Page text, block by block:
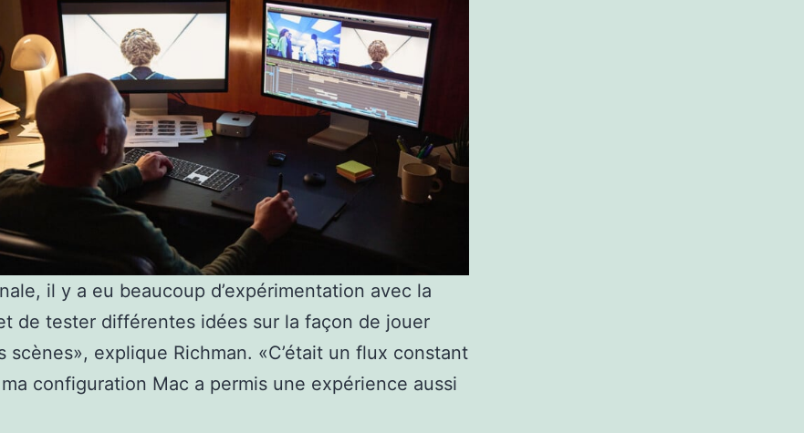
il y a eu beaucoup d’expérimentation avec la
de tester différentes idées sur la façon de jouer
scènes», explique Richman. «C’était un flux constant
ma configuration Mac a permis une expérience aussi